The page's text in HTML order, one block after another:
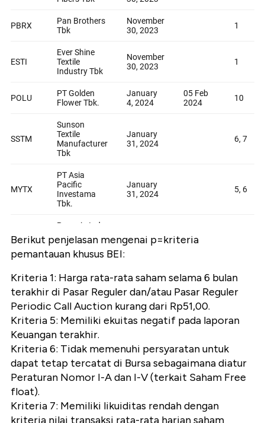
Berikut penjelasan mengenai p=kriteria
pemantauan khusus BEI:
Kriteria 1: Harga rata-rata saham selama 6 bulan
terakhir di Pasar Reguler dan/atau Pasar Reguler
Periodic Call Auction kurang dari Rp51,00.
Kriteria 5: Memiliki ekuitas negatif pada laporan
Keuangan terakhir.
Kriteria 6: Tidak memenuhi persyaratan untuk
dapat tetap tercatat di Bursa sebagaimana diatur
Peraturan Nomor I-A dan I-V (terkait Saham Free
float).
Kriteria 7: Memiliki likuiditas rendah dengan
kriteria nilai transaksi rata-rata harian saham